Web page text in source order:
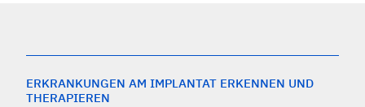
ERKRANKUNGEN AM IMPLANTAT ERKENNEN UND
THERAPIEREN